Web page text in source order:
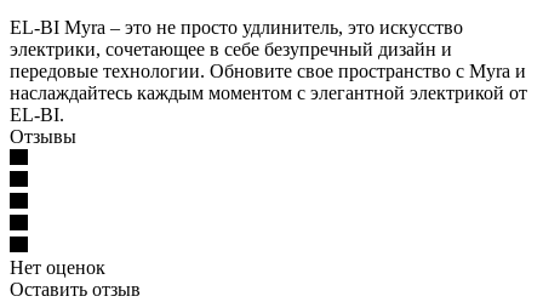
EL-BI Myra – это не просто удлинитель, это искусство
электрики, сочетающее в себе безупречный дизайн и
передовые технологии. Обновите свое пространство с Myra и
наслаждайтесь каждым моментом с элегантной электрикой от
EL-BI.
Отзывы
Нет оценок
Оставить отзыв